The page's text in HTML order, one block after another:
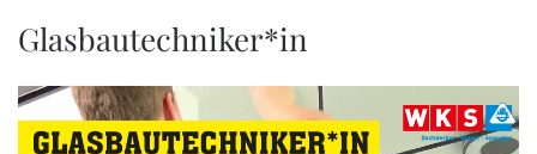
Glasbautechniker*in